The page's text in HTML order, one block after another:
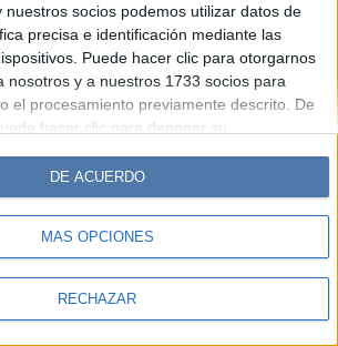
nuestros socios podemos utilizar datos de
precisa e identificación mediante las
Puede hacer clic para otorgarnos
nosotros y a nuestros 1733 socios para
el procesamiento previamente descrito. De
hacer clic para denegar su
antes de otorgar su consentimiento.
algún procesamiento de sus datos
requerir de su consentimiento, pero usted
tal procesamiento. Sus
su consentimiento en cualquier
MÁS OPCIONES
RECHAZAR
DE ACUERDO